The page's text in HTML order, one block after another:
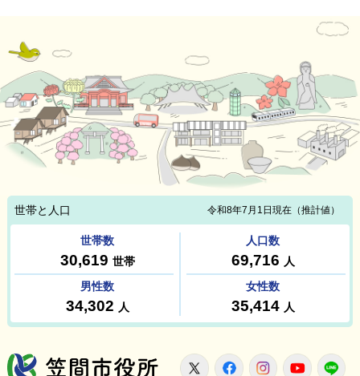
笠間市役所
X FacebookInstagram